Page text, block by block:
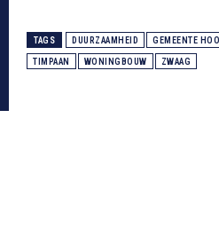
TAGS DUURZAAMHEID GEMEENTE
TIMPAAN WONINGBOUW ZWAAG